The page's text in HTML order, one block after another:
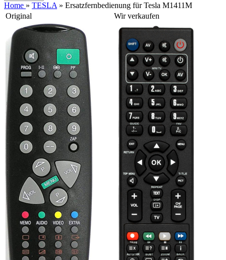
Home » TESLA » Ersatzfernbedienung für Tesla M1411M
Original
Wir verkaufen